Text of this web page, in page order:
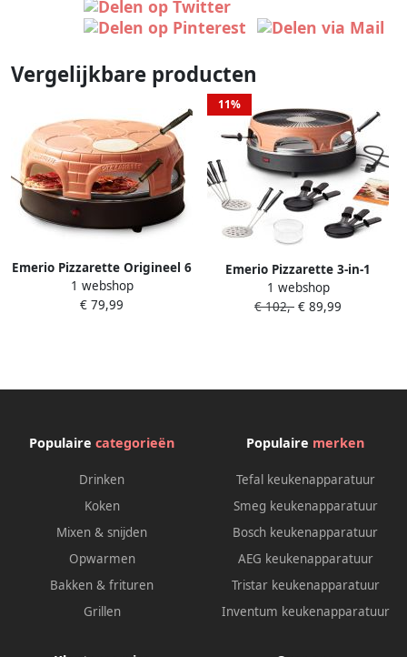
Vergelijkbare producten
Emerio Pizzarette Origineel 6
Persoons Pizza Oven
Handgemaakte Terracotta
1 webshop
€ 79,99
11%
Emerio Pizzarette 3-in-1
Origineel Zwitserse Raclette
en Grill 6 Persoons Pizza
1 webshop
€ 102,- € 89,99
Populaire categorieën
Drinken
Koken
Mixen & snijden
Opwarmen
Bakken & frituren
Grillen
Populaire merken
Tefal keukenapparatuur
Smeg keukenapparatuur
Bosch keukenapparatuur
AEG keukenapparatuur
Tristar keukenapparatuur
Inventum keukenapparatuur